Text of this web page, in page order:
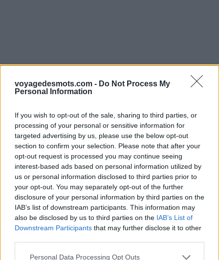
voyagedesmots.com - Do Not Process My
Personal Information
If you wish to opt-out of the sale, sharing to third parties, or
processing of your personal or sensitive information for
targeted advertising by us, please use the below opt-out
section to confirm your selection. Please note that after your
opt-out request is processed you may continue seeing
interest-based ads based on personal information utilized by
us or personal information disclosed to third parties prior to
your opt-out. You may separately opt-out of the further
disclosure of your personal information by third parties on the
IAB’s list of downstream participants. This information may
also be disclosed by us to third parties on the IAB’s List of
Downstream Participants that may further disclose it to other
Personal Data Processing Opt Outs